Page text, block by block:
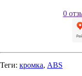
0
Теги: кромка, ABS